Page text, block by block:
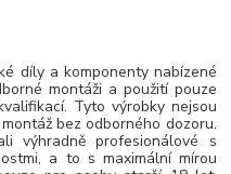
díly a komponenty nabízené
montáži a použití pouze
Tyto výrobky nejsou
bez odborného dozoru.
výhradně profesionálové s
a to s maximální mírou